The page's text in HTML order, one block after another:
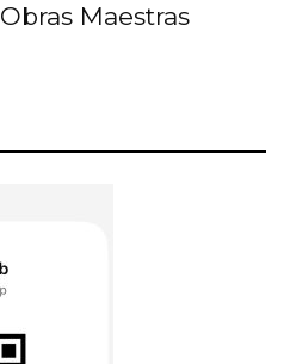
Maestras